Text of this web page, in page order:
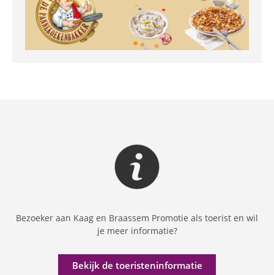
Bezoeker aan Kaag en Braassem Promotie als toerist en wil
je meer informatie?
Bekijk de toeristeninformatie